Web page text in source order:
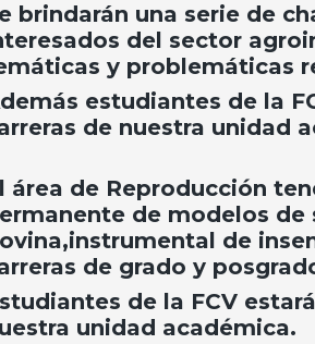
brindarán una serie de
del sector
y problemáticas
estudiantes de la
de nuestra unidad
área de Reproducción
de modelos
de
de grado y
de la FCV
unidad académica.